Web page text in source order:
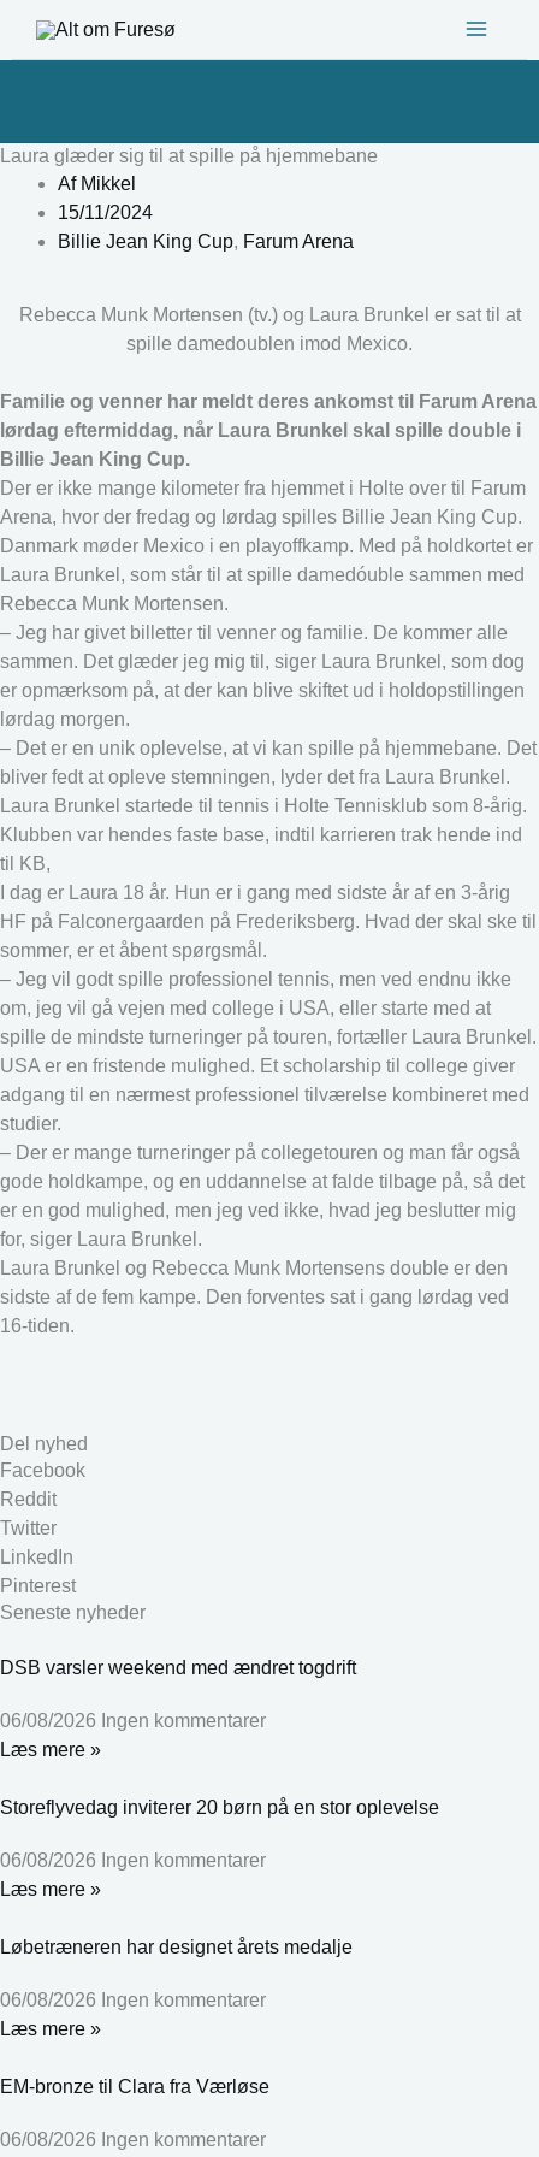
Laura glæder sig til at spille på hjemmebane
AfMikkel
15/11/2024
Billie Jean King Cup, Farum Arena
Rebecca Munk Mortensen (tv.) og Laura Brunkel er sat til at
spille damedoublen imod Mexico.
Familie og venner har meldt deres ankomst til Farum Arena
lørdag eftermiddag, når Laura Brunkel skal spille double i
Billie Jean King Cup.
Der er ikke mange kilometer fra hjemmet i Holte over til Farum
Arena, hvor der fredag og lørdag spilles Billie Jean King Cup.
Danmark møder Mexico i en playoffkamp. Med på holdkortet er
Laura Brunkel, som står til at spille damedóuble sammen med
Rebecca Munk Mortensen.
– Jeg har givet billetter til venner og familie. De kommer alle
sammen. Det glæder jeg mig til, siger Laura Brunkel, som dog
er opmærksom på, at der kan blive skiftet ud i holdopstillingen
lørdag morgen.
– Det er en unik oplevelse, at vi kan spille på hjemmebane. Det
bliver fedt at opleve stemningen, lyder det fra Laura Brunkel.
Laura Brunkel startede til tennis i Holte Tennisklub som 8-årig.
Klubben var hendes faste base, indtil karrieren trak hende ind
til KB,
I dag er Laura 18 år. Hun er i gang med sidste år af en 3-årig
HF på Falconergaarden på Frederiksberg. Hvad der skal ske til
sommer, er et åbent spørgsmål.
– Jeg vil godt spille professionel tennis, men ved endnu ikke
om, jeg vil gå vejen med college i USA, eller starte med at
spille de mindste turneringer på touren, fortæller Laura Brunkel.
USA er en fristende mulighed. Et scholarship til college giver
adgang til en nærmest professionel tilværelse kombineret med
studier.
– Der er mange turneringer på collegetouren og man får også
gode holdkampe, og en uddannelse at falde tilbage på, så det
er en god mulighed, men jeg ved ikke, hvad jeg beslutter mig
for, siger Laura Brunkel.
Laura Brunkel og Rebecca Munk Mortensens double er den
sidste af de fem kampe. Den forventes sat i gang lørdag ved
16-tiden.
Del nyhed
Facebook
Reddit
Twitter
LinkedIn
Pinterest
Seneste nyheder
DSB varsler weekend med ændret togdrift
06/08/2026 Ingen kommentarer
Læs mere »
Storeflyvedag inviterer 20 børn på en stor oplevelse
06/08/2026 Ingen kommentarer
Læs mere »
Løbetræneren har designet årets medalje
06/08/2026 Ingen kommentarer
Læs mere »
EM-bronze til Clara fra Værløse
06/08/2026 Ingen kommentarer